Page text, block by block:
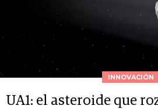
INNOVACIÓN
UA1: el asteroide que